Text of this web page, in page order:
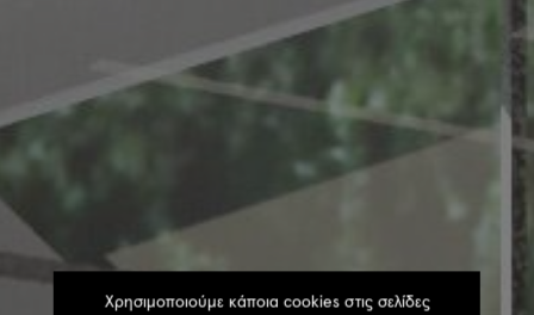
Χρησιμοποιούμε κάποια cookies στις σελίδες